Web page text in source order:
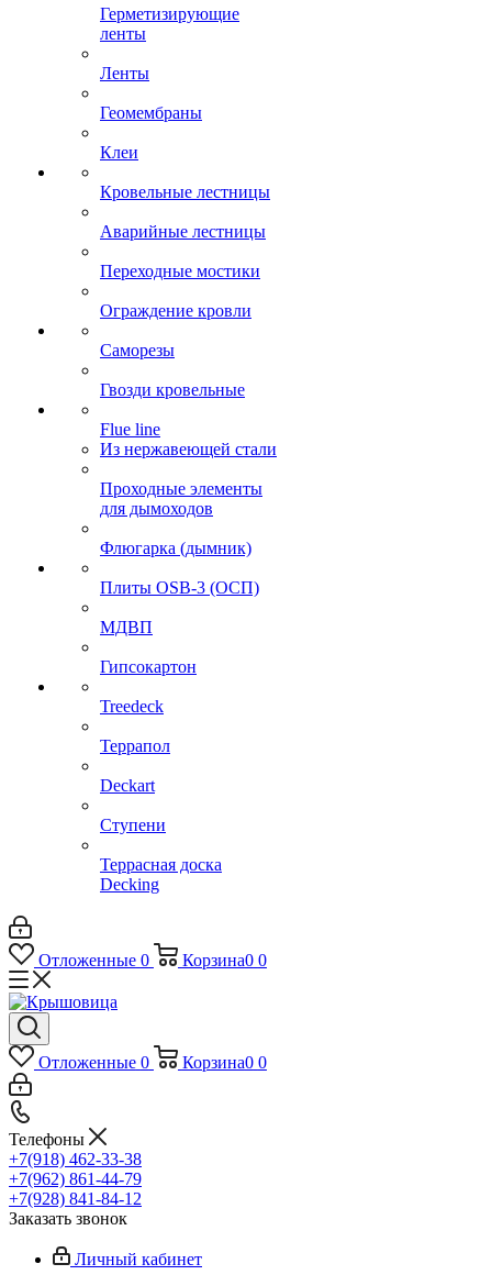
Герметизирующие
ленты
Ленты
Геомембраны
Клеи
Кровельные лестницы
Аварийные лестницы
Переходные мостики
Ограждение кровли
Саморезы
Гвозди кровельные
Flue line
Из нержавеющей стали
Проходные элементы
для дымоходов
Флюгарка (дымник)
Плиты OSB-3 (ОСП)
МДВП
Гипсокартон
Treedeck
Террапол
Deckart
Ступени
Террасная доска
Decking
Отложенные 0 Корзина0 0
Отложенные 0 Корзина0 0
Телефоны
+7(918) 462-33-38
+7(962) 861-44-79
+7(928) 841-84-12
Заказать звонок
Личный кабинет